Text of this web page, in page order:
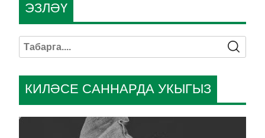
КИЛӘСЕ САННАРДА УКЫГЫЗ
ЭЗЛӘҮ